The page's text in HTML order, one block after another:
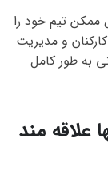
ممکن تیم خود را
و مدیریت
به طور کامل
علاقه مند